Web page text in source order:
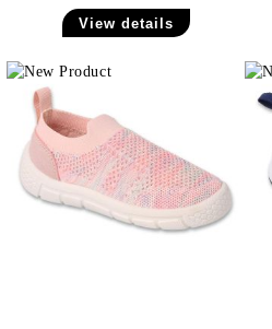
View details